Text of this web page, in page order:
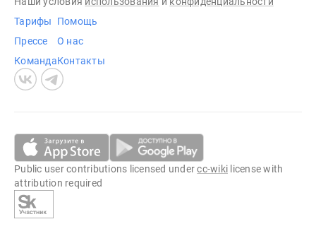
Тарифы
Прессе
Команда
Помощь
О нас
Контакты
Public user contributions licensed undercc-wiki license with
attribution required